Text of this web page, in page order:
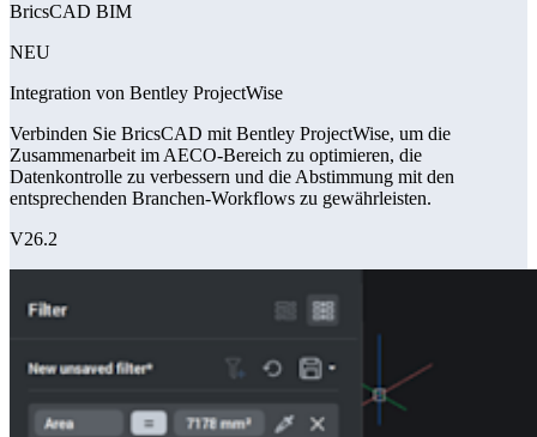
BricsCAD BIM
NEU
Integration von Bentley ProjectWise
Verbinden Sie BricsCAD mit Bentley ProjectWise, um die
Zusammenarbeit im AECO-Bereich zu optimieren, die
Datenkontrolle zu verbessern und die Abstimmung mit den
entsprechenden Branchen-Workflows zu gewährleisten.
V26.2